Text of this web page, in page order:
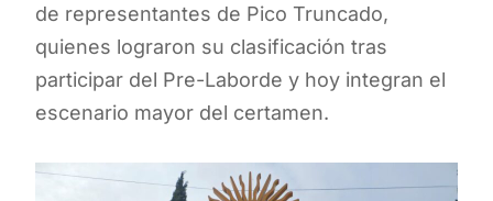
de representantes de Pico Truncado,
quienes lograron su clasificación tras
participar del Pre-Laborde y hoy integran el
escenario mayor del certamen.